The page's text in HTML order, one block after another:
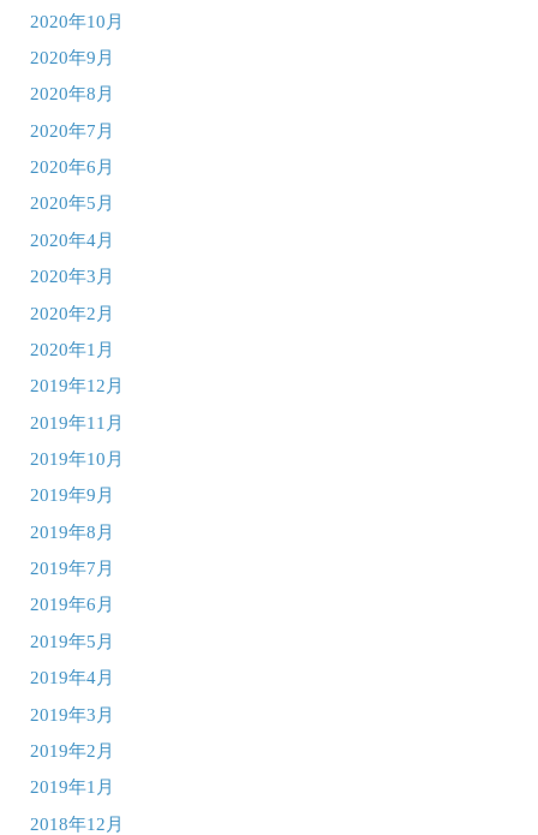
2020年10月
2020年9月
2020年8月
2020年7月
2020年6月
2020年5月
2020年4月
2020年3月
2020年2月
2020年1月
2019年12月
2019年11月
2019年10月
2019年9月
2019年8月
2019年7月
2019年6月
2019年5月
2019年4月
2019年3月
2019年2月
2019年1月
2018年12月